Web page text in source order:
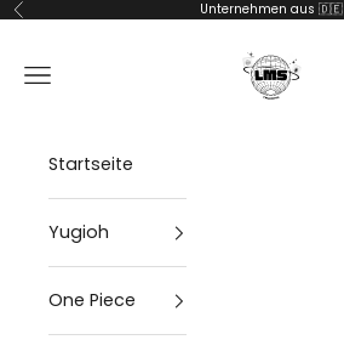
Zum Inhalt springen
Zurück Unternehmen aus 🇩🇪
lms-handel
Navigationsmenü öffnen
Startseite
Yugioh
One Piece